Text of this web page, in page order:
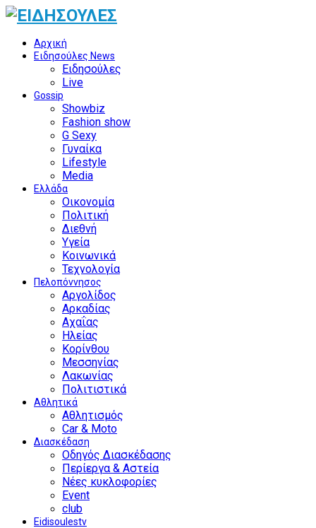
Αρχική
Ειδησούλες News
Ειδησούλες
Live
Gossip
Showbiz
Fashion show
G Sexy
Γυναίκα
Lifestyle
Media
Ελλάδα
Οικονομία
Πολιτική
Διεθνή
Υγεία
Κοινωνικά
Τεχνολογία
Πελοπόννησος
Αργολίδος
Αρκαδίας
Αχαΐας
Ηλείας
Κορίνθου
Μεσσηνίας
Λακωνίας
Πολιτιστικά
Αθλητικά
Αθλητισμός
Car & Moto
Διασκέδαση
Οδηγός Διασκέδασης
Περίεργα & Αστεία
Νέες κυκλοφορίες
Event
club
Eidisoulestv